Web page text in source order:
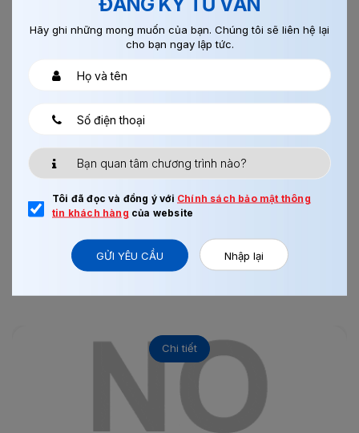
THÔNG BÁO TUYỂN KỸ SƯ LÀM VIỆC TẠI NHẬT BẢN
I/. Yêu cầu – tiêu chuẩn chiêu sinh - Độ tuổi: Dưới 45 tuổi -
Chiều cao: 163 cm trở lên -Trình độ học vấn: Tốt nghiệp
Xem thêm
Chi tiết
Hãy ghi những mong muốn của bạn. Chúng tôi sẽ liên hệ lại
cho bạn ngay lập tức.
Tôi đã đọc và đồng ý với Chính sách bảo mật thông
tin khách hàng của website
GỬI YÊU CẦU Nhập lại